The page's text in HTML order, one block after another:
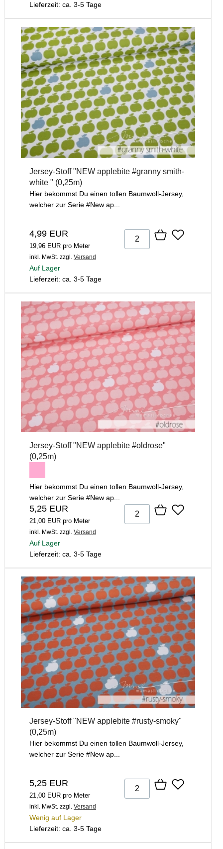
Lieferzeit: ca. 3-5 Tage
Jersey-Stoff "NEW applebite #granny smith-
white " (0,25m)
Hier bekommst Du einen tollen Baumwoll-Jersey,
welcher zur Serie #New ap...
4,99 EUR
19,96 EUR pro Meter
inkl. MwSt. zzgl. Versand
Auf Lager
Lieferzeit: ca. 3-5 Tage
Jersey-Stoff "NEW applebite #oldrose"
(0,25m)
Hier bekommst Du einen tollen Baumwoll-Jersey,
welcher zur Serie #New ap...
5,25 EUR
21,00 EUR pro Meter
inkl. MwSt. zzgl. Versand
Auf Lager
Lieferzeit: ca. 3-5 Tage
Jersey-Stoff "NEW applebite #rusty-smoky"
(0,25m)
Hier bekommst Du einen tollen Baumwoll-Jersey,
welcher zur Serie #New ap...
5,25 EUR
21,00 EUR pro Meter
inkl. MwSt. zzgl. Versand
Wenig auf Lager
Lieferzeit: ca. 3-5 Tage